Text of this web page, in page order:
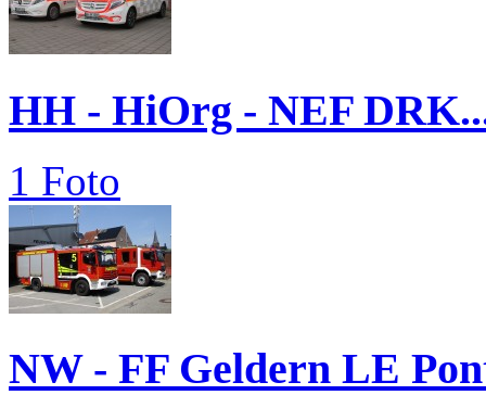
HH - HiOrg - NEF
1 Foto
NW - FF Geldern LE